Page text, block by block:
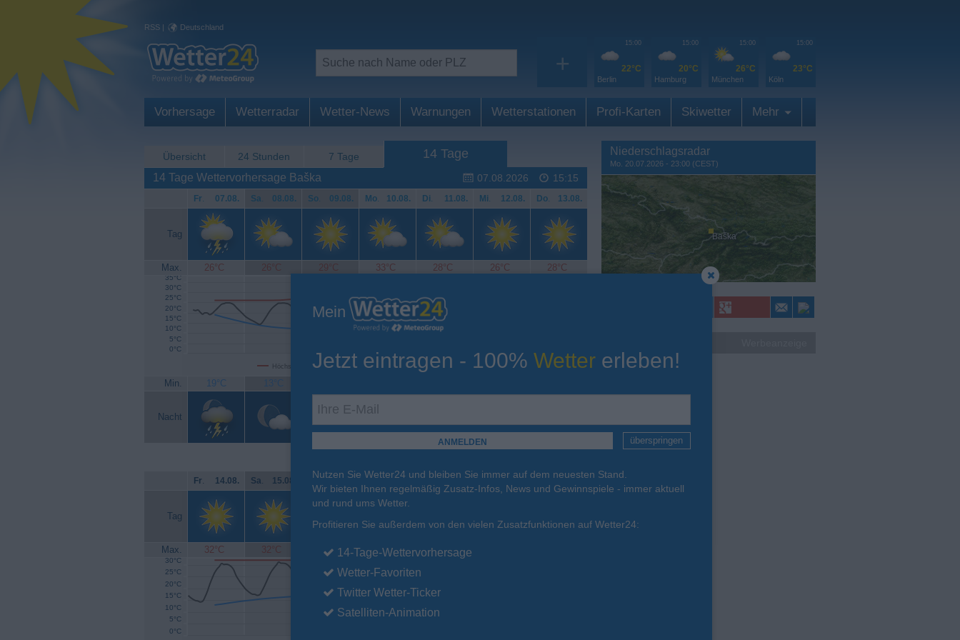
RSS | Deutschland
+
15:00
22°C
Berlin
15:00
20°C
Hamburg
15:00
26°C
München
15:00
23°C
Köln
Vorhersage Wetterradar Wetter-News Warnungen Wetterstationen Profi-Karten Skiwetter Mehr
Übersicht 24 Stunden 7 Tage 14 Tage
07.08.2026 15:15
14 Tage Wettervorhersage Baška
Fr. 07.08. Sa. 08.08. So. 09.08. Mo. 10.08. Di. 11.08. Mi. 12.08. Do. 13.08.
Tag
Max. 26°C 26°C 29°C 33°C 28°C 26°C 28°C
Höchsttemperatur Tiefsttemperatur Aktuelle Temperatur
0°C
5°C
10°C
15°C
20°C
25°C
30°C
35°C
Min. 19°C 13°C
Nacht
Fr. 14.08. Sa. 15.08. So. 16.08. Mo. 17.08. Di. 18.08. Mi. 19.08. Do. 20.08.
Tag
Max. 32°C 32°C 32°C 29°C 29°C
0°C
5°C
10°C
15°C
20°C
25°C
30°C
Niederschlagsradar
Mo. 20.07.2026 - 23:00 (CEST)
Baška
Mein
Jetzt eintragen - 100% Wetter erleben!
überspringen
Nutzen Sie Wetter24 und bleiben Sie immer auf dem neuesten Stand.
Wir bieten Ihnen regelmäßig Zusatz-Infos, News und Gewinnspiele - immer aktuell
und rund ums Wetter.
Profitieren Sie außerdem von den vielen Zusatzfunktionen auf Wetter24:
14-Tage-Wettervorhersage
Wetter-Favoriten
Twitter Wetter-Ticker
Satelliten-Animation